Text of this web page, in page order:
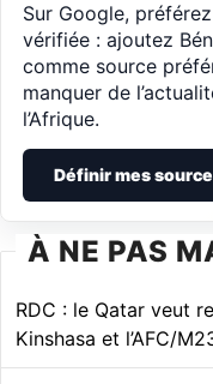
Sur Google,
vérifiée : ajoutez
comme source
manquer de
l’Afrique.
Définir mes
À NE PAS
RDC : le Qatar veut
Kinshasa et l’AFC/